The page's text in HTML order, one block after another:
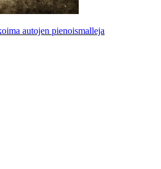
autojen pienoismalleja